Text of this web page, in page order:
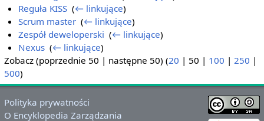
Reguła KISS ‎(← linkujące)
Scrum master ‎(← linkujące)
Zespół deweloperski ‎(← linkujące)
Nexus ‎(← linkujące)
Zobacz (poprzednie 50 | następne 50) (20 | 50 | 100 | 250 |
500)
Polityka prywatności
O Encyklopedia Zarządzania